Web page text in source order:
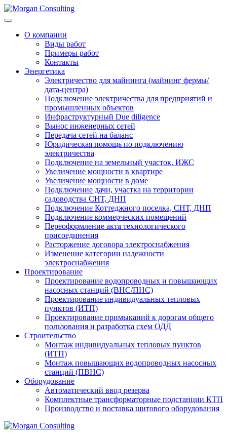
О компании
Виды работ
Примеры работ
Контакты
Энергетика
Электричество для майнинга (майнинг фермы/
дата-центра)
Подключение электричества для предприятий и
промышленных объектов
Инфраструктурный Due diligence
Вынос инженерных сетей
Передача сетей на баланс
Юридическая помощь по подключению
электричества
Подключение на земельный участок, ИЖС
Увеличение мощности в квартире
Увеличение мощности в доме
Подключение дачи, участка на территории
садоводства СНТ, ДНП
Подключение Коттеджного поселка, СНТ, ДНП
Подключение коммерческих помещений
Переоформление акта технологического
присоединения
Расторжение договора электроснабжения
Изменение категории надежности
электроснабжения
Проектирование
Проектирование водопроводных и повышающих
насосных станций (ВНС/ПНС)
Проектирование индивидуальных тепловых
пунктов (ИТП)
Проектирование примыканий к дорогам общего
пользования и разработка схем ОДД
Строительство
Монтаж индивидуальных тепловых пунктов
(ИТП)
Монтаж повышающих водопроводных насосных
станций (ПВНС)
Оборудование
Автоматический ввод резерва
Комплектные трансформаторные подстанции КТП
Производство и поставка щитового оборудования